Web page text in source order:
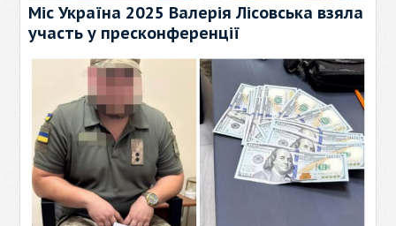
Міс Україна 2025 Валерія Лісовська взяла
участь у пресконференції